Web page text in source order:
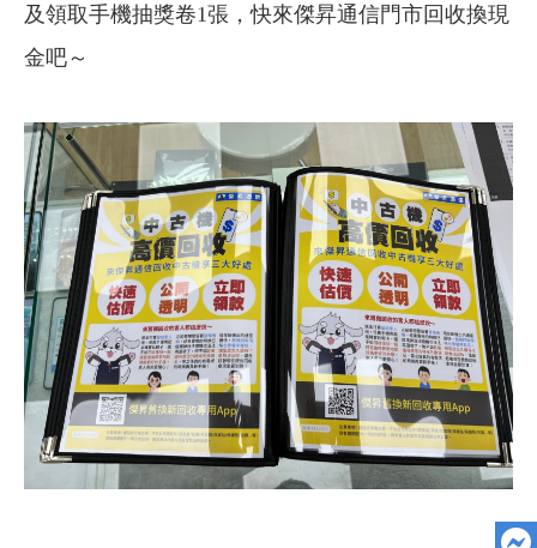
及領取手機抽獎卷1張，快來傑昇通信門市回收換現
金吧～